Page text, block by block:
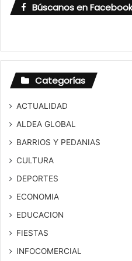
Búscanos en Facebook
Categorías
ACTUALIDAD
ALDEA GLOBAL
BARRIOS Y PEDANIAS
CULTURA
DEPORTES
ECONOMIA
EDUCACION
FIESTAS
INFOCOMERCIAL